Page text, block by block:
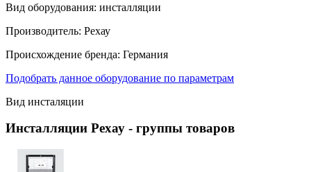
Вид оборудования: инсталляции
Производитель: Рехау
Происхождение бренда: Германия
Подобрать данное оборудование по параметрам
Вид инсталяции
Инсталляции Рехау - группы товаров